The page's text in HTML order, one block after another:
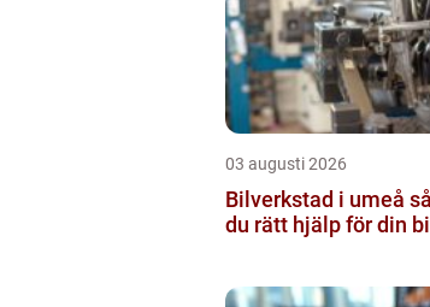
03 augusti 2026
Bilverkstad i umeå så hittar
du rätt hjälp för din bil